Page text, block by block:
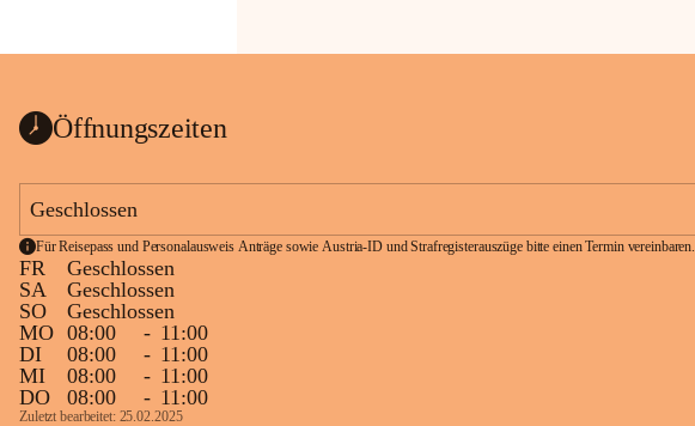
Öffnungszeiten
Geschlossen
Für Reisepass und Personalausweis Anträge sowie Austria-ID und Strafregisterauszüge bitte einen Termin vereinbaren.
FR
Geschlossen
SA
Geschlossen
SO
Geschlossen
MO 08:00 - 11:00
DI
08:00 - 11:00
MI
08:00 - 11:00
DO
08:00 - 11:00
Zuletzt bearbeitet: 25.02.2025